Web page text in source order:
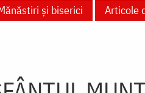
și biserici Articole